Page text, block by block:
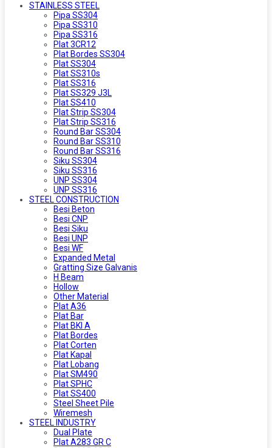
STAINLESS STEEL
Pipa SS304
Pipa SS310
Pipa SS316
Plat 3CR12
Plat Bordes SS304
Plat SS304
Plat SS310s
Plat SS316
Plat SS329 J3L
Plat SS410
Plat Strip SS304
Plat Strip SS316
Round Bar SS304
Round Bar SS310
Round Bar SS316
Siku SS304
Siku SS316
UNP SS304
UNP SS316
STEEL CONSTRUCTION
Besi Beton
Besi CNP
Besi Siku
Besi UNP
Besi WF
Expanded Metal
Gratting Size Galvanis
H Beam
Hollow
Other Material
Plat A36
Plat Bar
Plat BKI A
Plat Bordes
Plat Corten
Plat Kapal
Plat Lobang
Plat SM490
Plat SPHC
Plat SS400
Steel Sheet Pile
Wiremesh
STEEL INDUSTRY
Dual Plate
Plat A283 GR C